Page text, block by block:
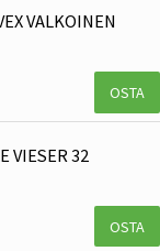
VALKOINEN
OSTA
VIESER 32
OSTA